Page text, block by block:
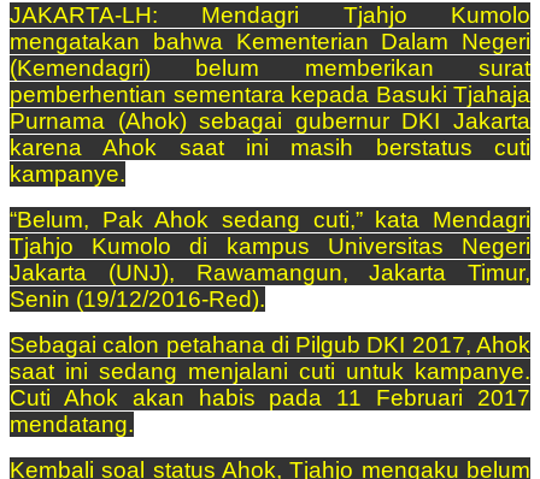
JAKARTA-LH: Mendagri Tjahjo Kumolo
mengatakan bahwa Kementerian Dalam Negeri
(Kemendagri) belum memberikan surat
pemberhentian sementara kepada Basuki Tjahaja
Purnama (Ahok) sebagai gubernur DKI Jakarta
karena Ahok saat ini masih berstatus cuti
kampanye.
“Belum, Pak Ahok sedang cuti,” kata Mendagri
Tjahjo Kumolo di kampus Universitas Negeri
Jakarta (UNJ), Rawamangun, Jakarta Timur,
Senin (19/12/2016-Red).
Sebagai calon petahana di Pilgub DKI 2017, Ahok
saat ini sedang menjalani cuti untuk kampanye.
Cuti Ahok akan habis pada 11 Februari 2017
mendatang.
Kembali soal status Ahok, Tjahjo mengaku belum